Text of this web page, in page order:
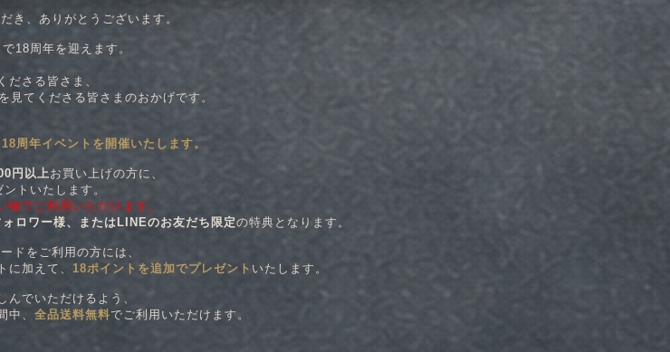
き、ありがとうございます。
18周年を迎えます。
ださる皆さま、
見てくださる皆さまのおかげです。
周年イベントを開催いたします。
円以上 お買い上げの方に、
トいたします。
でご利用いただけます。
ロワー様、またはLINEのお友だち限定の特典となります。
ドをご利用の方には、
に加えて、 18ポイントを追加でプレゼント いたします。
んでいただけるよう、
中、 全品送料無料でご利用いただけます。